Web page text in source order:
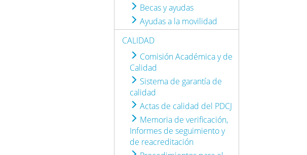
Becas y ayudas
Ayudas a la movilidad
CALIDAD
Comisión Académica y de
Calidad
Sistema de garantía de
calidad
Actas de calidad del PDCJ
Memoria de verificación,
Informes de seguimiento y
de reacreditación